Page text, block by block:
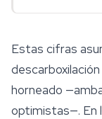
Estas cifras
horneado
optimistas—. En